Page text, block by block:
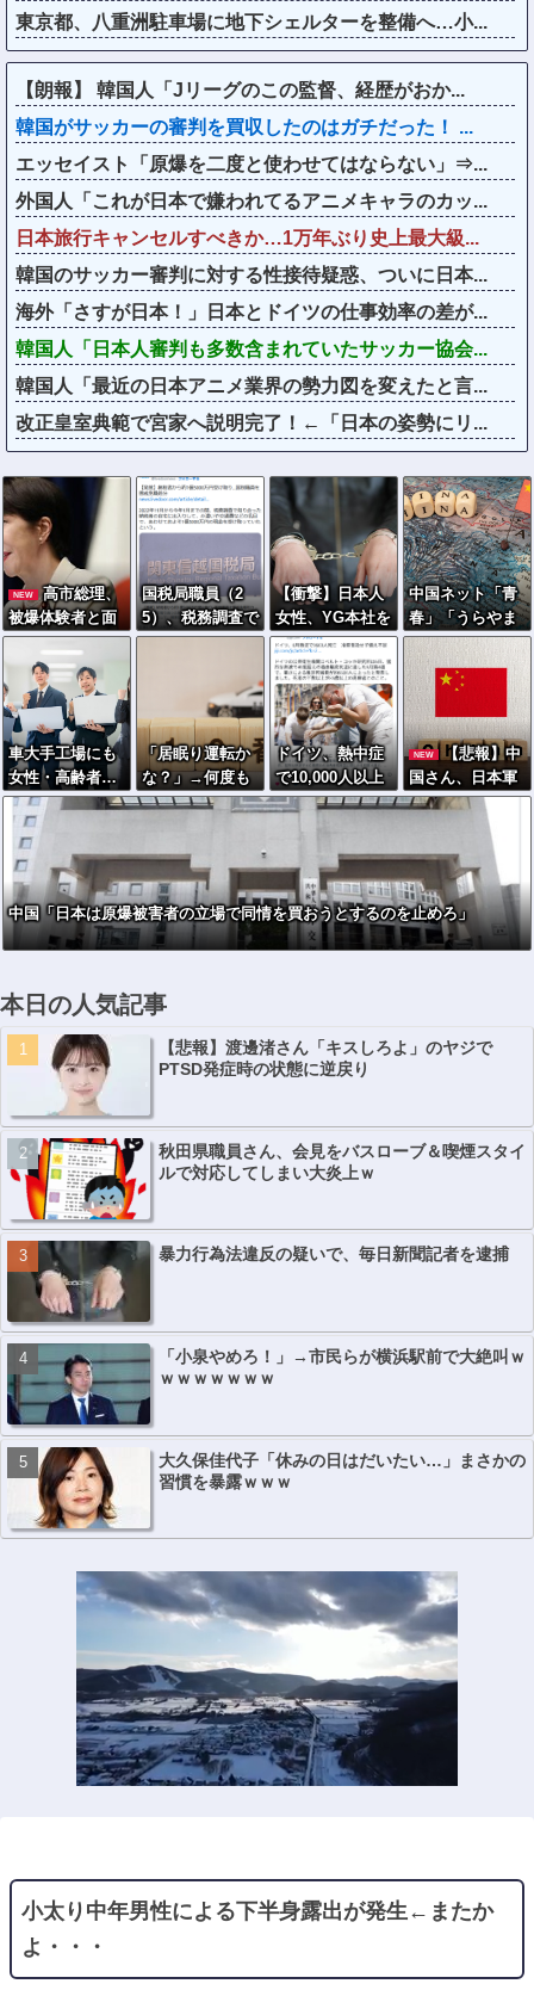
東京都、八重洲駐車場に地下シェルターを整備へ…小...
【朗報】 韓国人「Jリーグのこの監督、経歴がおか...
韓国がサッカーの審判を買収したのはガチだった！ ...
エッセイスト「原爆を二度と使わせてはならない」⇒...
外国人「これが日本で嫌われてるアニメキャラのカッ...
日本旅行キャンセルすべきか…1万年ぶり史上最大級...
韓国のサッカー審判に対する性接待疑惑、ついに日本...
海外「さすが日本！」日本とドイツの仕事効率の差が...
韓国人「日本人審判も多数含まれていたサッカー協会...
韓国人「最近の日本アニメ業界の勢力図を変えたと言...
改正皇室典範で宮家へ説明完了！←「日本の姿勢にリ...
NEW
高市総理、
被爆体験者と面
会するも「握手
だけ」←何のた
めに会うんだ
よ…
国税局職員（2
5）、税務調査で
知り合った納税
りしお小遣い1億
5000万円頂戴す
るwww
【衝撃】日本人
女性、YG本社を
ゴルフクラブで
ボコボコにして
現行犯逮捕ｗｗ
ｗ
中国ネット「青
春」「うらやま
しい」「アニメ
の世界が現実
に」
車大手工場にも
女性・高齢者…
軽作業ラインや
スポットワーク
「居眠り運転か
な？」→何度も
追突→夫婦「こ
い」と気付く…
ドイツ、熱中症
で10,000人以上
死亡、ほとんど
代で若者は元
気????
NEW
【悲報】中
国さん、日本軍
を撃退する「抗
日テーマパー
ク」を各地で大
量建設
中国「日本は原爆被害者の立場で同情を買おうとするのを止めろ」
本日の人気記事
【悲報】渡邊渚さん「キスしろよ」のヤジで
PTSD発症時の状態に逆戻り
秋田県職員さん、会見をバスローブ＆喫煙スタイ
ルで対応してしまい大炎上ｗ
暴力行為法違反の疑いで、毎日新聞記者を逮捕
「小泉やめろ！」→市民らが横浜駅前で大絶叫ｗ
ｗｗｗｗｗｗｗ
大久保佳代子「休みの日はだいたい…」まさかの
習慣を暴露ｗｗｗ
小太り中年男性による下半身露出が発生←またか
よ・・・